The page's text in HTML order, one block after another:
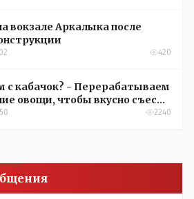
вокзале Аркалыка после
420
с кабачок? - Перерабатываем
овощи, чтобы вкусно съесть
2240